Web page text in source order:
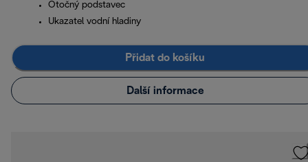
Otočný podstavec
Ukazatel vodní hladiny
Přidat do košíku
Další informace